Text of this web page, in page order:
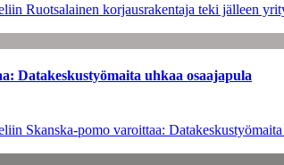
Ruotsalainen korjausrakentaja teki jälleen
Datakeskustyömaita uhkaa osaajapula
Skanska-pomo varoittaa: Datakeskustyömaita